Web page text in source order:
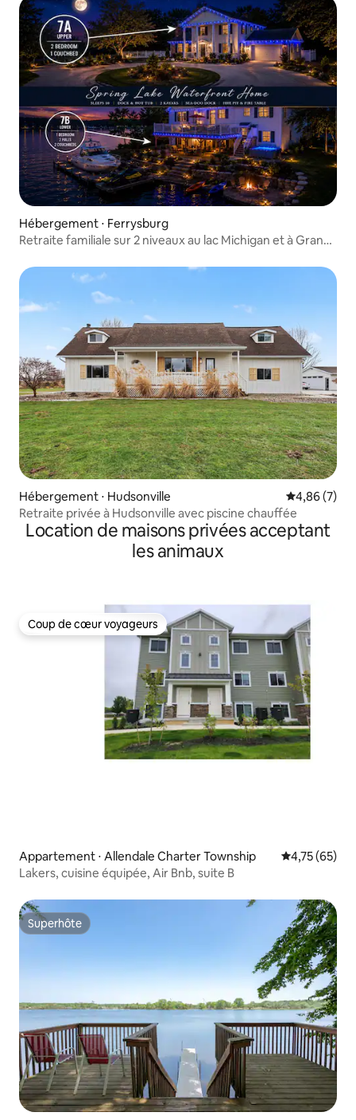
Hébergement ⋅ Ferrysburg
Retraite familiale sur 2 niveaux au lac Michigan et à Grand
Hébergement ⋅ Hudsonville Évaluation
4,86 (7)
Retraite privée à Hudsonville avec piscine chauffée
Location de maisons privées acceptant
les animaux
Coup de cœur voyageurs
Coup de cœur voyageurs
Appartement ⋅ Allendale Charter Township Évaluation
4,75 (65)
Lakers, cuisine équipée, Air Bnb, suite B
Superhôte
Superhôte